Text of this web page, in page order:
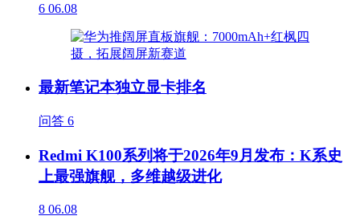
6 06.08
最新笔记本独立显卡排名
问答 6
Redmi K100系列将于2026年9月发布：K系史
上最强旗舰，多维越级进化
8 06.08